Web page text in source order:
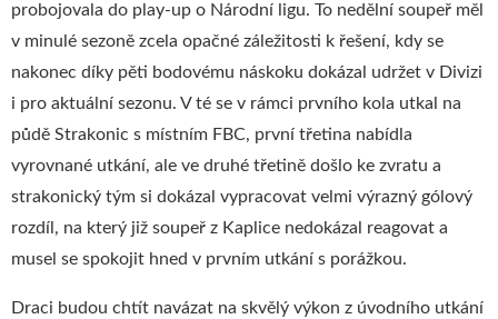
probojovala do play-up o Národní ligu. To nedělní soupeř měl
v minulé sezoně zcela opačné záležitosti k řešení, kdy se
nakonec díky pěti bodovému náskoku dokázal udržet v Divizi
i pro aktuální sezonu. V té se v rámci prvního kola utkal na
půdě Strakonic s místním FBC, první třetina nabídla
vyrovnané utkání, ale ve druhé třetině došlo ke zvratu a
strakonický tým si dokázal vypracovat velmi výrazný gólový
rozdíl, na který již soupeř z Kaplice nedokázal reagovat a
musel se spokojit hned v prvním utkání s porážkou.
Draci budou chtít navázat na skvělý výkon z úvodního utkání